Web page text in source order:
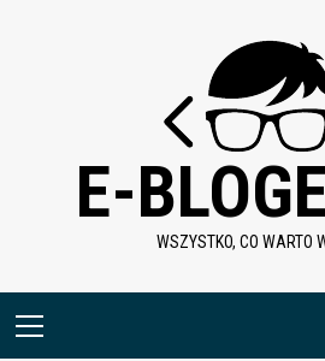
E-
WSZYSTKO, CO WARTO
Menu